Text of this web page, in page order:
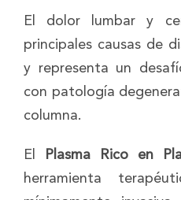
El dolor lumbar y
principales causas de
y representa un
con patología
columna.
El Plasma Rico en
herramienta